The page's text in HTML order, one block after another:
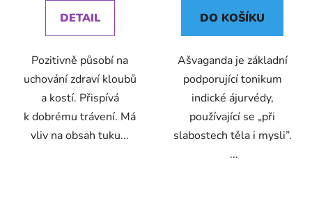
DETAIL
Pozitivně působí na
uchování zdraví kloubů
a kostí. Přispívá
k dobrému trávení. Má
vliv na obsah tuku...
DO KOŠÍKU
Ašvaganda je základní
podporující tonikum
indické ájurvédy,
používající se „při
slabostech těla i mysli”.
...